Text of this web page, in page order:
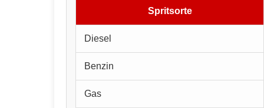
Spritsorte
Diesel
Benzin
Gas